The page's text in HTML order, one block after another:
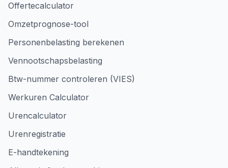
Offertecalculator
Omzetprognose-tool
Personenbelasting berekenen
Vennootschapsbelasting
Btw-nummer controleren (VIES)
Werkuren Calculator
Urencalculator
Urenregistratie
E-handtekening